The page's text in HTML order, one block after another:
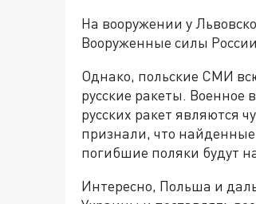
На вооружении у
Вооруженные силы
Однако, польские СМИ
русские ракеты. Военное
русских ракет являются
признали, что
погибшие поляки будут
Интересно, Польша и